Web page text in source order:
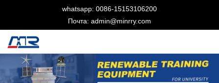
whatsapp: 0086-15153106200
Почта: admin@minrry.com